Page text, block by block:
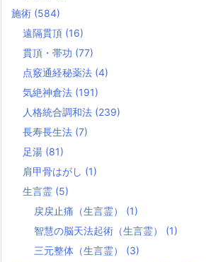
施術 (584)
遠隔貫頂 (16)
貫頂・帯功 (77)
点竅通経秘薬法 (4)
気絶神倉法 (191)
人格統合調和法 (239)
長寿長生法 (7)
足湯 (81)
肩甲骨はがし (1)
生言霊 (5)
戻戻止痛（生言霊） (1)
智慧の脳天法起術（生言霊） (1)
三元整体（生言霊） (3)